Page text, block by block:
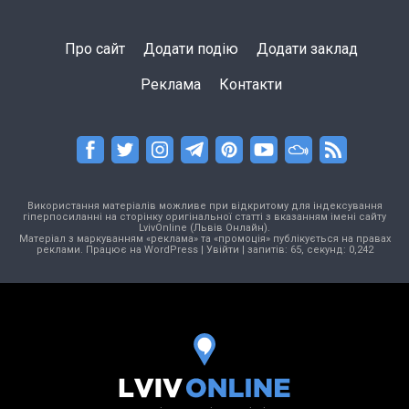
Про сайт Додати подію Додати заклад
Реклама Контакти
Використання матеріалів можливе при відкритому для індексування
гіперпосиланні на сторінку оригінальної статті з вказанням імені сайту
LvivOnline (Львів Онлайн).
Матеріал з маркуванням «реклама» та «промоція» публікується на правах
реклами. Працює на WordPress| Увійти | запитів: 65, секунд: 0,242